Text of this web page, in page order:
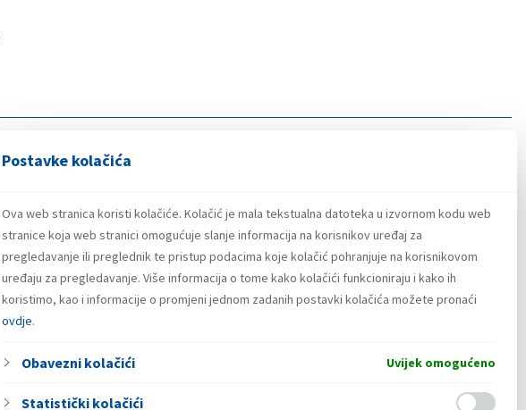
Postavke kolačića
Ova web stranica koristi kolačiće. Kolačić je mala tekstualna datoteka u izvornom kodu web
stranice koja web stranici omogućuje slanje informacija na korisnikov uređaj za
pregledavanje ili preglednik te pristup podacima koje kolačić pohranjuje na korisnikovom
uređaju za pregledavanje. Više informacija o tome kako kolačići funkcioniraju i kako ih
koristimo, kao i informacije o promjeni jednom zadanih postavki kolačića možete pronaći
ovdje.
Obavezni kolačići Uvijek omogućeno
Statistički kolačići